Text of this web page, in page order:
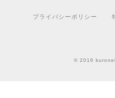
プライバシーポリシー
© 2016